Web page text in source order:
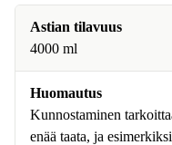
Astian tilavuus
4000 ml
Huomautus
Kunnostaminen
enää taata, ja